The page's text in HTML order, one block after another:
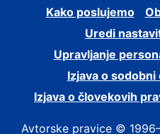
Kako poslujemo
Uredi
Upravljanje
Izjava o
Izjava o človekovih
Avtorske pravice ©